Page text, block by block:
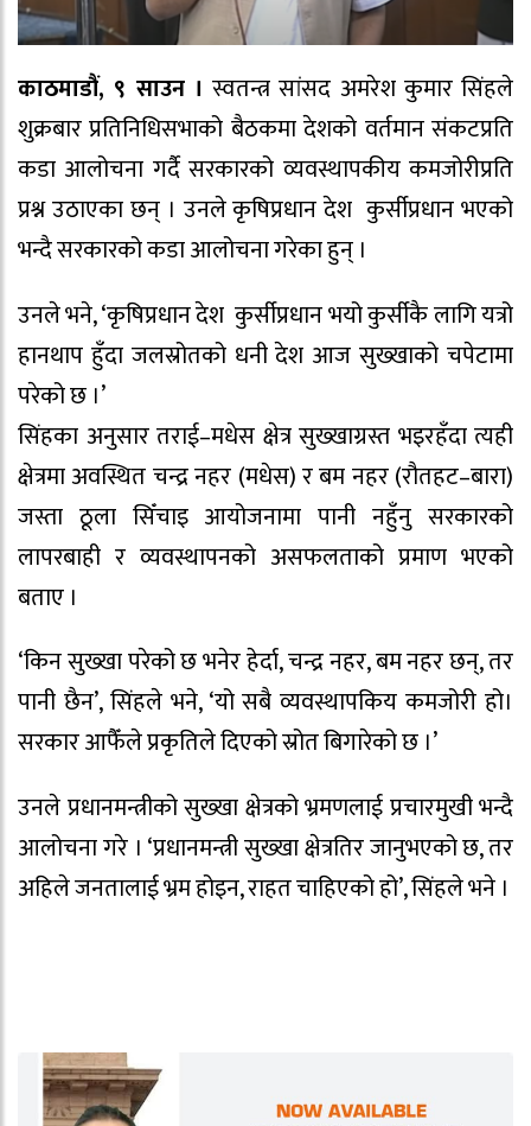
काठमाडौं, ९ साउन । स्वतन्त्र सांसद अमरेश कुमार सिंहले
शुक्रबार प्रतिनिधिसभाको बैठकमा देशको वर्तमान संकटप्रति
कडा आलोचना गर्दै सरकारको व्यवस्थापकीय कमजोरीप्रति
प्रश्न उठाएका छन् । उनले कृषिप्रधान देश कुर्सीप्रधान भएको
भन्दै सरकारको कडा आलोचना गरेका हुन् ।
उनले भने, ‘कृषिप्रधान देश कुर्सीप्रधान भयो कुर्सीकै लागि यत्रो
हानथाप हुँदा जलस्रोतको धनी देश आज सुख्खाको चपेटामा
परेको छ ।’
सिंहका अनुसार तराई–मधेस क्षेत्र सुख्खाग्रस्त भइरहँदा त्यही
क्षेत्रमा अवस्थित चन्द्र नहर (मधेस) र बम नहर (रौतहट–बारा)
जस्ता ठूला सिँचाइ आयोजनामा पानी नहुँनु सरकारको
लापरबाही र व्यवस्थापनको असफलताको प्रमाण भएको
बताए ।
‘किन सुख्खा परेको छ भनेर हेर्दा, चन्द्र नहर, बम नहर छन्, तर
पानी छैन’, सिंहले भने, ‘यो सबै व्यवस्थापकिय कमजोरी हो।
सरकार आफैँले प्रकृतिले दिएको स्रोत बिगारेको छ ।’
उनले प्रधानमन्त्रीको सुख्खा क्षेत्रको भ्रमणलाई प्रचारमुखी भन्दै
आलोचना गरे । ‘प्रधानमन्त्री सुख्खा क्षेत्रतिर जानुभएको छ, तर
अहिले जनतालाई भ्रम होइन, राहत चाहिएको हो’, सिंहले भने ।